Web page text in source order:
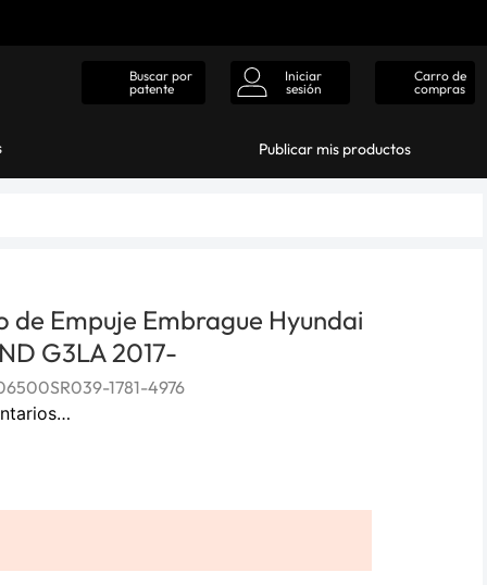
Buscar por
patente
Iniciar
sesión
Carro de
compras
Publicar mis productos
de Empuje Embrague Hyundai
G3LA 2017-
1781-4976